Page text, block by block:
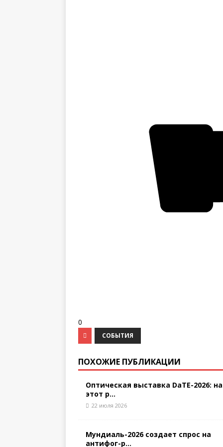
0
СОБЫТИЯ
ПОХОЖИЕ ПУБЛИКАЦИИ
Оптическая выставка DaTE-2026: на
этот р...
22 июля 2026
Мундиаль-2026 создает спрос на
антифог-р...